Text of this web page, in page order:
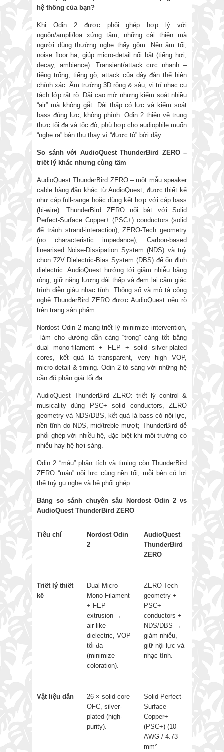
hệ thống của bạn?
Khi Odin 2 được phối ghép hợp lý với
nguồn/ampli/loa xứng tầm, những cải thiện mà
người dùng thường nghe thấy gồm: Nền âm tối,
noise floor hạ, giúp micro-detail nổi bật (tiếng hơi,
decay, ambience). Transient/attack cực nhanh –
tiếng trống, tiếng gõ, attack của dây đàn thể hiện
chính xác. Âm trường 3D rộng & sâu, vị trí nhạc cụ
tách lớp rất rõ. Dải cao mở nhưng kiểm soát nhiều
“air” mà không gắt. Dải thấp có lực và kiểm soát
bass đúng lực, không phình. Odin 2 thiên về trung
thực tối đa và tốc độ, phù hợp cho audiophile muốn
“nghe ra” bản thu thay vì “được tô” bởi dây.
So sánh với AudioQuest ThunderBird ZERO –
triết lý khác nhưng cùng tầm
AudioQuest ThunderBird ZERO – một mẫu speaker
cable hàng đầu khác từ AudioQuest, được thiết kế
như cáp full-range hoặc dùng kết hợp với cáp bass
(bi-wire). ThunderBird ZERO nổi bật với Solid
Perfect-Surface Copper+ (PSC+) conductors (solid
để tránh strand-interaction), ZERO-Tech geometry
(no characteristic impedance), Carbon-based
linearised Noise-Dissipation System (NDS) và tuỳ
chọn 72V Dielectric-Bias System (DBS) để ổn định
dielectric. AudioQuest hướng tới giảm nhiễu băng
rộng, giữ năng lượng dải thấp và đem lại cảm giác
trình diễn giàu nhạc tính. Thông số và mô tả công
nghệ ThunderBird ZERO được AudioQuest nêu rõ
trên trang sản phẩm.
Nordost Odin 2 mang triết lý minimize intervention,
làm cho đường dẫn càng “trong” càng tốt bằng
dual mono-filament + FEP + solid silver-plated
cores, kết quả là transparent, very high VOP,
micro-detail & timing. Odin 2 tỏ sáng với những hệ
cần độ phân giải tối đa.
AudioQuest ThunderBird ZERO: triết lý control &
musicality dùng PSC+ solid conductors, ZERO
geometry và NDS/DBS, kết quả là bass có nội lực,
nền tĩnh do NDS, mid/treble mượt; ThunderBird dễ
phối ghép với nhiều hệ, đặc biệt khi môi trường có
nhiễu hay hệ hơi sáng.
Odin 2 “máu” phân tích và timing còn ThunderBird
ZERO “máu” nội lực cùng nền tối, mỗi bên có lợi
thế tuỳ gu nghe và hệ phối ghép.
Bảng so sánh chuyên sâu Nordost Odin 2 vs
AudioQuest ThunderBird ZERO
Tiêu chí
Nordost Odin
2
AudioQuest
ThunderBird
ZERO
Triết lý thiết
kế
Dual Micro-
Mono-Filament
+ FEP
extrusion →
air-like
dielectric, VOP
tối đa
(minimize
coloration).
ZERO-Tech
geometry +
PSC+
conductors +
NDS/DBS →
giảm nhiễu,
giữ nội lực và
nhạc tính.
Vật liệu dẫn
26 × solid-core
OFC, silver-
plated (high-
purity).
Solid Perfect-
Surface
Copper+
(PSC+) (10
AWG / 4.73
mm²